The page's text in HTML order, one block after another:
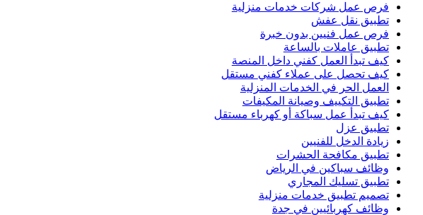
فرص عمل شركات خدمات منزلية
تطبيق نقل عفش
فرص عمل فنيين بدون خبرة
تطبيق عاملات بالساعة
كيف تبدأ العمل كفني داخل المنصة
كيف تحصل على عملاء كفني مستقل
العمل الحر في الخدمات المنزلية
تطبيق التكييف وصيانة المكيفات
كيف تبدأ عمل سباكة أو كهرباء مستقل
تطبيق عزل
زيادة الدخل للفنيين
تطبيق مكافحة الحشرات
وظائف سباكين في الرياض
تطبيق تسليك المجاري
تصميم تطبيق خدمات منزلية
وظائف كهربائيين في جدة